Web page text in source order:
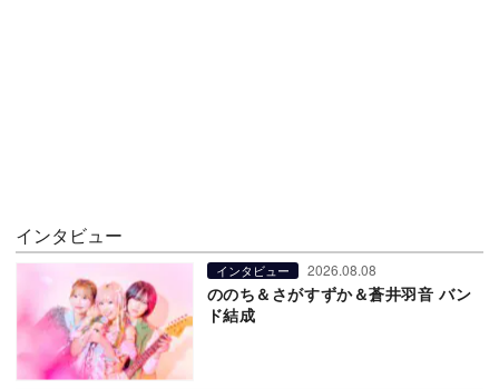
インタビュー
インタビュー 2026.08.08
ののち＆さがすずか＆蒼井羽音 バン
ド結成